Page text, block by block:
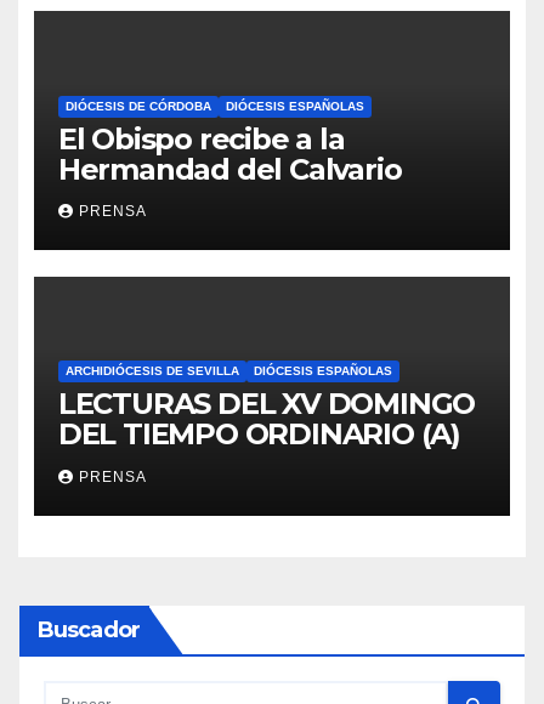
DIÓCESIS DE CÓRDOBA DIÓCESIS ESPAÑOLAS
El Obispo recibe a la
Hermandad del Calvario
PRENSA
ARCHIDIÓCESIS DE SEVILLA DIÓCESIS ESPAÑOLAS
LECTURAS DEL XV DOMINGO
DEL TIEMPO ORDINARIO (A)
PRENSA
Buscador